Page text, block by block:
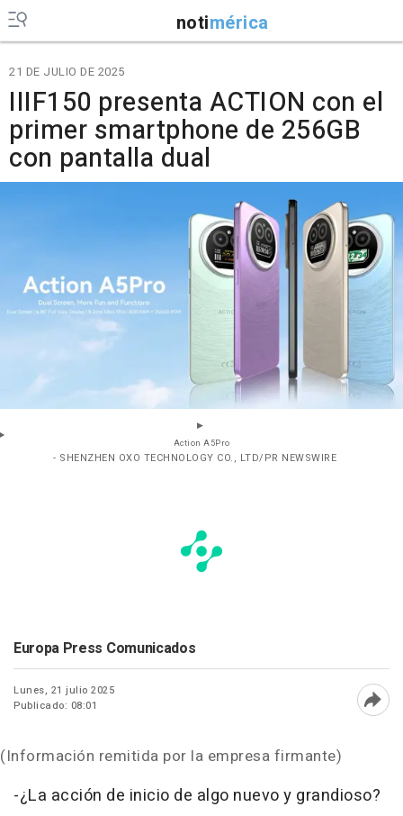
notimérica
21 DE JULIO DE 2025
IIIF150 presenta ACTION con el
primer smartphone de 256GB
con pantalla dual
Action A5Pro
- SHENZHEN OXO TECHNOLOGY CO., LTD/PR NEWSWIRE
Europa Press Comunicados
Lunes, 21 julio 2025
Publicado: 08:01
(Información remitida por la empresa firmante)
-¿La acción de inicio de algo nuevo y grandioso?